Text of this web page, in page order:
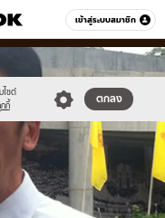
เข้าสู่ระบบสมาชิก
หมวดอื่นๆ
ไซต์
กกี้
ตกลง